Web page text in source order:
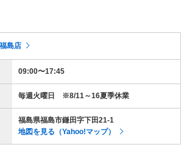
島店
09:00〜17:45
毎週火曜日 ※8/11～16夏季休業
福島県福島市鎌田字下田21-1
地図を見る（Yahoo!マップ）